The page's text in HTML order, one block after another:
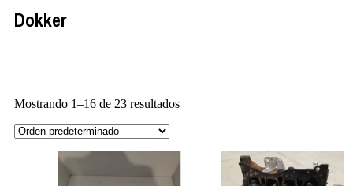
Dokker
Mostrando 1–16 de 23 resultados